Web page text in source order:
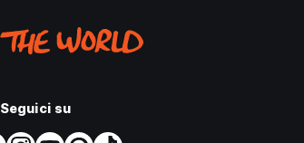
Seguici su